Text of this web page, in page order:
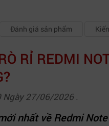
Đánh giá sản phẩm
RỈ REDMI
Ngày 27/06/2026 .
nhất về Redmi